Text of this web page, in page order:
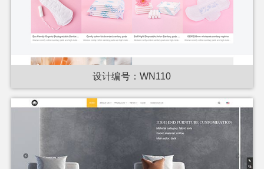
设计编号：WN110